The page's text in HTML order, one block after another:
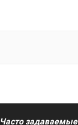
Часто задаваемые